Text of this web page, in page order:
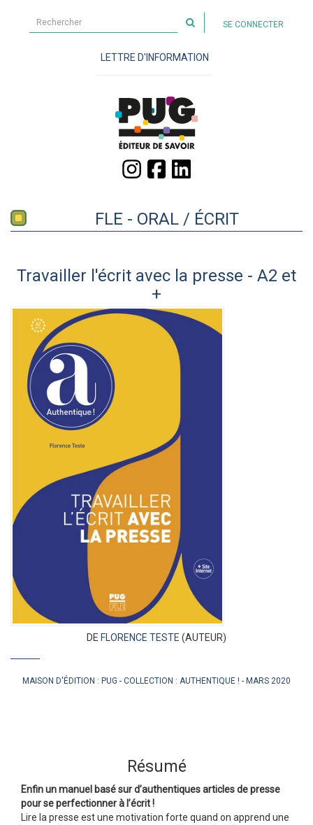
sur
site
SE CONNECTER
LETTRE D'INFORMATION
FLE - ORAL / ÉCRIT
Travailler l'écrit avec la presse - A2 et
+
DE FLORENCE TESTE (AUTEUR)
MAISON D'ÉDITION : PUG COLLECTION : AUTHENTIQUE ! MARS 2020
Résumé
Enfin un manuel basé sur d’authentiques articles de presse
pour se perfectionner à l’écrit !
Lire la presse est une motivation forte quand on apprend une